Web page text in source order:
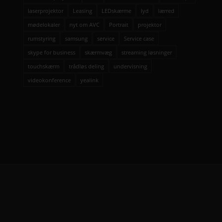
laserprojektor
Leasing LEDskærme lyd
lærred
mødelokaler
nyt om AVC Portrait
projektor
rumstyring
samsung service
Service case
skype for business
skærmvæg
streaming løsninger
touchskærm
trådløs deling
undervisning
videokonference
yealink